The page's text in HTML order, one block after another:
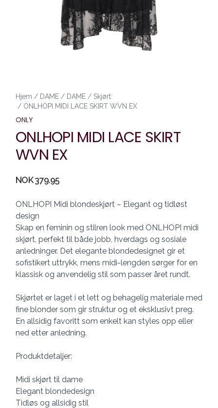
Hjem / DAME / DAME / Skjørt
/ ONLHOPI MIDI LACE SKIRT WVN EX
ONLY
ONLHOPI MIDI LACE SKIRT
WVN EX
Produktdetaljer
NOK 379.95
Description
ONLHOPI Midi blondeskjørt – Elegant og tidløst
design
Skap en feminin og stilren look med ONLHOPI midi
skjørt, perfekt til både jobb, hverdags og sosiale
anledninger. Det elegante blondedesignet gir et
sofistikert uttrykk, mens midi-lengden sørger for en
klassisk og anvendelig stil som passer året rundt.
Skjørtet er laget i et lett og behagelig materiale med
fine blonder som gir struktur og et eksklusivt preg.
En allsidig favoritt som enkelt kan styles opp eller
ned etter anledning.
Produktdetaljer:
Midi skjørt til dame
Elegant blondedesign
Tidløs og allsidig stil